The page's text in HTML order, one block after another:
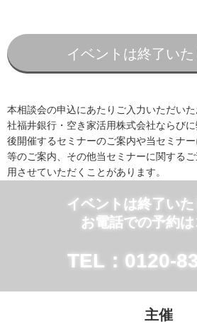
イベントは終了い
本相談会の申込にあたりご入力いただい
社福井銀行・空き家活用株式会社ならび
後開催するセミナーのご案内や当セミナ
等のご案内、その他当セミナーに関する
用させていただくことがあります。
イベントは終了い
お電話での予約は
TEL：0120-
主催